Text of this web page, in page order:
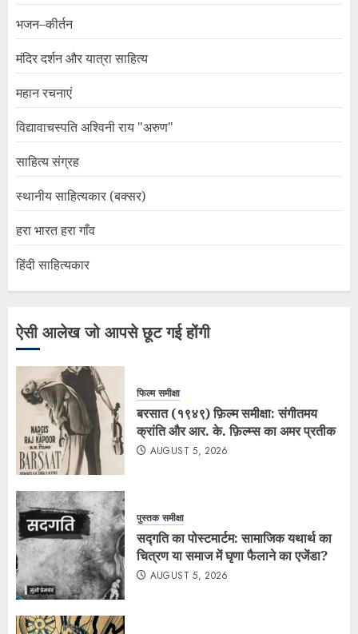
भजन–कीर्तन
मंदिर दर्शन और यात्रा साहित्य
महान रचनाएं
विद्यावाचस्पति अश्विनी राय "अरुण"
साहित्य संग्रह
स्थानीय साहित्यकार (बक्सर)
हरा भारत हरा गाँव
हिंदी साहित्यकार
ऐसी आलेख जो आपसे छूट गई होंगी
फिल्म समीक्षा
बरसात (१९४९) फ़िल्म समीक्षा: संगीतमय
क्रांति और आर. के. फ़िल्म्स का अमर प्रतीक
AUGUST 5, 2026
पुस्तक समीक्षा
सद्गति का पोस्टमार्टम: सामाजिक यथार्थ का
चित्रण या समाज में घृणा फैलाने का एजेंडा?
AUGUST 5, 2026